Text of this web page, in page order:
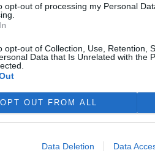
opt-out of processing my Personal
opt-out of Collection, Use, Retention,
Data that Is Unrelated with the
OPT OUT FROM ALL
Data Deletion Data
státy nyní převádějí novou
směrnici o právu na
do své legislativy. Podle
refurbed, evropským
s repasovanou
nových pravidel zůstat
spotřebitele bude stále
má přitom usnadnit
doby, zlepšit dostupnost
zásahy do zařízení
Nestanovuje však
ceny náhradních dílů a